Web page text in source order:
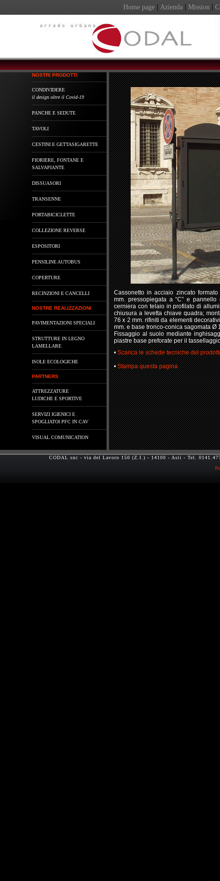
Home page | Azienda | Mission |
NOSTRI PRODOTTI
CONDIVIDERE
il design oltre il Covid-19
PANCHE E SEDUTE
TAVOLI
CESTINI E GETTASIGARETTE
FIORIERE, FONTANE E
SALVAPIANTE
DISSUASORI
TRANSENNE
PORTABICICLETTE
COLLEZIONE REVERSE
ESPOSITORI
PENSILINE AUTOBUS
COPERTURE
RECINZIONI E CANCELLI
NOSTRE REALIZZAZIONI
PAVIMENTAZIONI SPECIALI
STRUTTURE IN LEGNO
LAMELLARE
ISOLE ECOLOGICHE
PARTNERS
ATTREZZATURE
LUDICHE E SPORTIVE
SERVIZI IGIENICI E
SPOGLIATOI PFC IN CAV
VISUAL COMUNICATION
Cassonetto in acciaio zincato
mm. pressopiegata a “C” e
cerniera con telaio in profilato di
chiusura a levetta chiave quadra;
76 x 2 mm. rifiniti da elementi
mm. e base tronco-conica sagomata Ø
Fissaggio al suolo mediante
piastre base preforate per il
•Scarica le schede tecniche del
•Stampa questa pagina
CODAL snc - via del Lavoro 150 (Z.I.) - 14100 - Asti - Tel.